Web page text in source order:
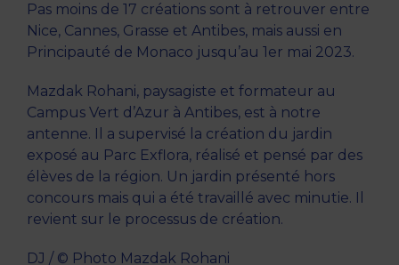
Pas moins de 17 créations sont à retrouver entre
Nice, Cannes, Grasse et Antibes, mais aussi en
Principauté de Monaco jusqu’au 1er mai 2023.
Mazdak Rohani, paysagiste et formateur au
Campus Vert d’Azur à Antibes, est à notre
antenne. Il a supervisé la création du jardin
exposé au Parc Exflora, réalisé et pensé par des
élèves de la région. Un jardin présenté hors
concours mais qui a été travaillé avec minutie. Il
revient sur le processus de création.
DJ / © Photo Mazdak Rohani